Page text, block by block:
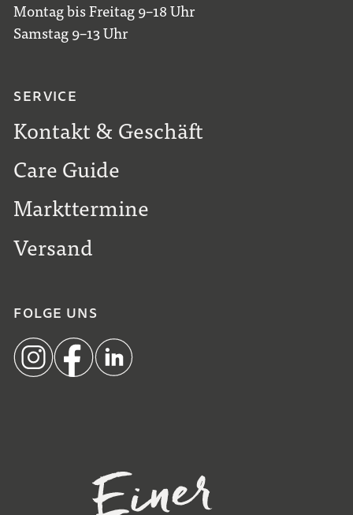
Montag bis Freitag 9–18 Uhr
Samstag 9–13 Uhr
SERVICE
Kontakt & Geschäft
Care Guide
Markttermine
Versand
FOLGE UNS